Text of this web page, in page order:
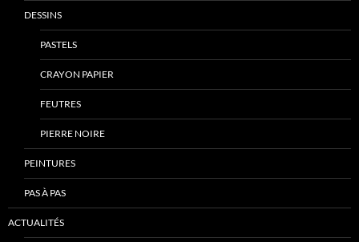
DESSINS
PASTELS
CRAYON PAPIER
FEUTRES
PIERRE NOIRE
PEINTURES
PAS À PAS
ACTUALITÉS